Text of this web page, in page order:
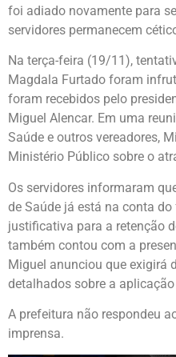
foi adiado novamente para
servidores permanecem
Na terça-feira (19/11),
Magdala Furtado foram
foram recebidos pelo
Miguel Alencar. Em uma
Saúde e outros vereadores,
Ministério Público sobre o
Os servidores informaram
de Saúde já está na conta
justificativa para a retenção
também contou com a
Miguel anunciou que exigirá
detalhados sobre a
A prefeitura não respondeu
imprensa.